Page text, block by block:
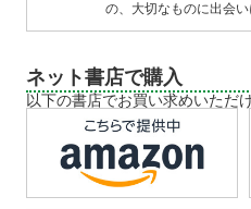
の、大切なものに出会い
ネット書店で購入
以下の書店でお買い求めいただ